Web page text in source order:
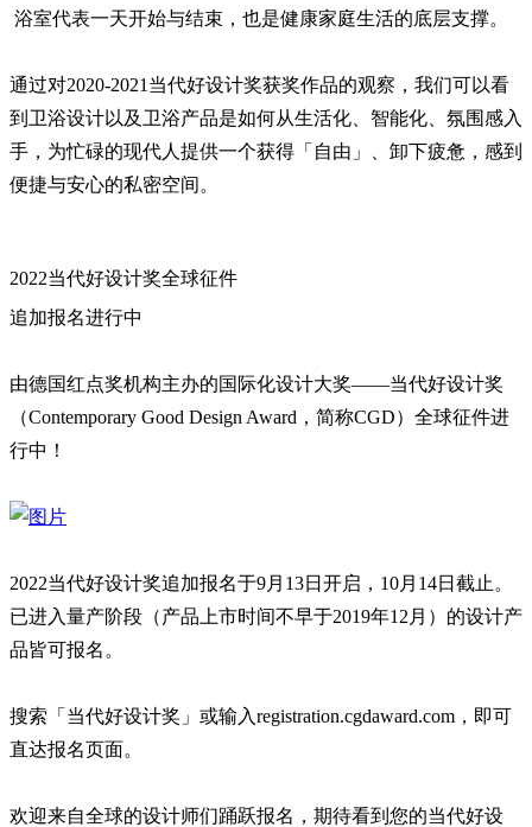
浴室代表一天开始与结束，也是健康家庭生活的底层支撑。
通过对2020-2021当代好设计奖获奖作品的观察，我们可以看
到卫浴设计以及卫浴产品是如何从生活化、智能化、氛围感入
手，为忙碌的现代人提供一个获得「自由」、卸下疲惫，感到
便捷与安心的私密空间。
2022当代好设计奖全球征件
追加报名进行中
由德国红点奖机构主办的国际化设计大奖——当代好设计奖
（Contemporary Good Design Award，简称CGD）全球征件进
行中！
2022当代好设计奖追加报名于9月13日开启，10月14日截止。
已进入量产阶段（产品上市时间不早于2019年12月）的设计产
品皆可报名。
搜索「当代好设计奖」或输入registration.cgdaward.com，即可
直达报名页面。
欢迎来自全球的设计师们踊跃报名，期待看到您的当代好设